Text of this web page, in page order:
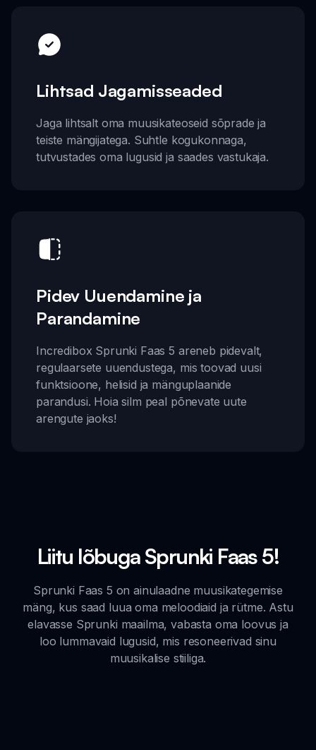
Lihtsad Jagamisseaded
Jaga lihtsalt oma muusikateoseid sõprade ja
teiste mängijatega. Suhtle kogukonnaga,
tutvustades oma lugusid ja saades vastukaja.
Pidev Uuendamine ja
Parandamine
Incredibox Sprunki Faas 5 areneb pidevalt,
regulaarsete uuendustega, mis toovad uusi
funktsioone, helisid ja mänguplaanide
parandusi. Hoia silm peal põnevate uute
arengute jaoks!
Liitu lõbuga Sprunki Faas 5!
Sprunki Faas 5 on ainulaadne muusikategemise
mäng, kus saad luua oma meloodiaid ja rütme. Astu
elavasse Sprunki maailma, vabasta oma loovus ja
loo lummavaid lugusid, mis resoneerivad sinu
muusikalise stiiliga.